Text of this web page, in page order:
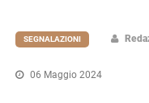
SEGNALAZIONI
06 Maggio 2024